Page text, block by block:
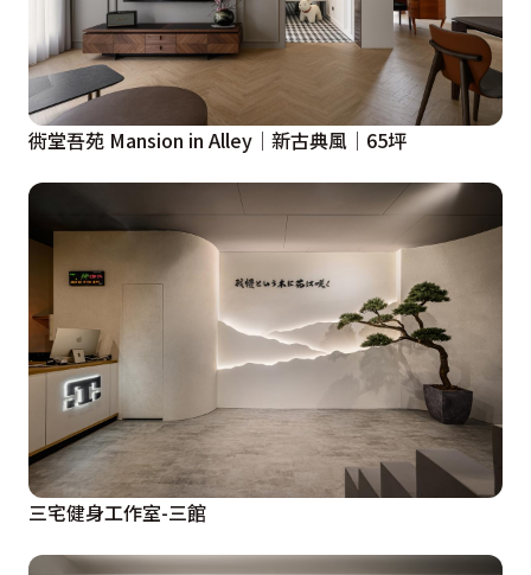
衖堂吾苑 Mansion in Alley│新古典風│65坪
三宅健身工作室-三館